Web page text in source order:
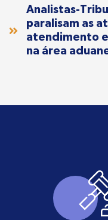
Analistas-
paralisam as
atendimento
na área